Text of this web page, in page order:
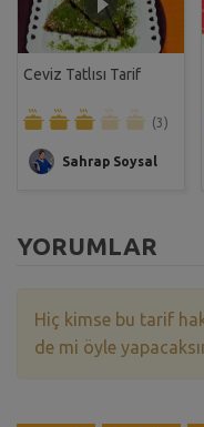
Ceviz Tatlısı Tarif
(3)
Sahrap Soysal
YORUMLAR
Hiç kimse bu tarif
de mi öyle